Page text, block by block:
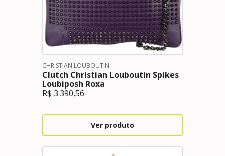
CHRISTIAN LOUBOUTIN
Clutch Christian Louboutin Spikes
Loubiposh Roxa
R$ 3.390,56
Ver produto